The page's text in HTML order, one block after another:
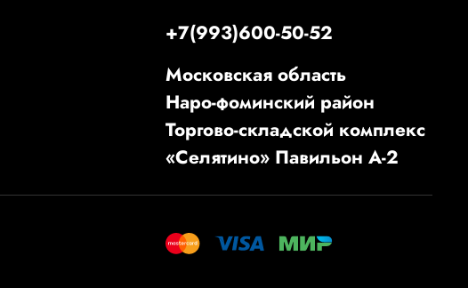
+7(993)600-50-52
Московская область
Наро-фоминский район
Торгово-складской комплекс
«Селятино» Павильон А-2